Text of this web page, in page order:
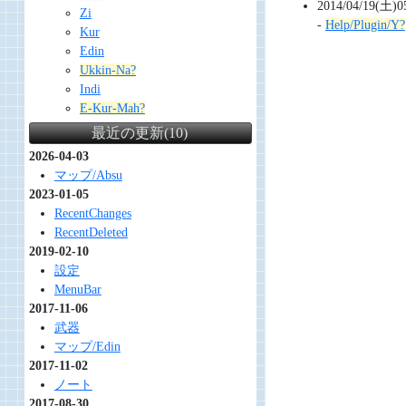
2014/04/19(土
- Help/Plugin/Y?
Zi
Kur
Edin
Ukkin-Na?
Indi
E-Kur-Mah?
最近の更新(10)
2026-04-03
マップ/Absu
2023-01-05
RecentChanges
RecentDeleted
2019-02-10
設定
MenuBar
2017-11-06
武器
マップ/Edin
2017-11-02
ノート